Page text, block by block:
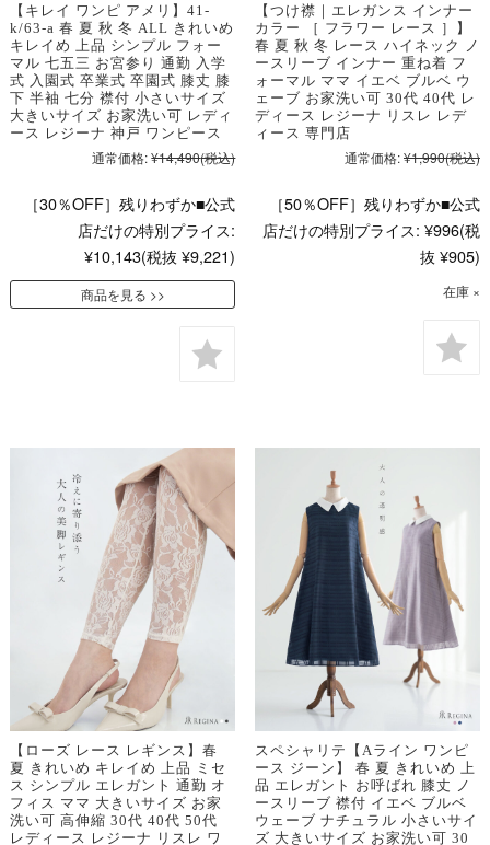
【キレイ ワンピ アメリ】41-
k/63-a 春 夏 秋 冬 ALL きれいめ
キレイめ 上品 シンプル フォー
マル 七五三 お宮参り 通勤 入学
式 入園式 卒業式 卒園式 膝丈 膝
下 半袖 七分 襟付 小さいサイズ
大きいサイズ お家洗い可 レディ
ース レジーナ 神戸 ワンピース
通常価格:¥14,490(税込)
［30％OFF］残りわずか■公式
店だけの特別プライス:
¥10,143(税抜 ¥9,221)
商品を見る
【つけ襟｜エレガンス インナー
カラー ［ フラワー レース ］】
春 夏 秋 冬 レース ハイネック ノ
ースリーブ インナー 重ね着 フ
ォーマル ママ イエベ ブルベ ウ
ェーブ お家洗い可 30代 40代 レ
ディース レジーナ リスレ レデ
ィース 専門店
通常価格:¥1,990(税込)
［50％OFF］残りわずか■公式
店だけの特別プライス: ¥996(税
抜 ¥905)
在庫 ×
【ローズ レース レギンス】春
夏 きれいめ キレイめ 上品 ミセ
ス シンプル エレガント 通勤 オ
フィス ママ 大きいサイズ お家
洗い可 高伸縮 30代 40代 50代
レディース レジーナ リスレ ワ
スペシャリテ【Aライン ワンピ
ース ジーン】 春 夏 きれいめ 上
品 エレガント お呼ばれ 膝丈 ノ
ースリーブ 襟付 イエベ ブルベ
ウェーブ ナチュラル 小さいサイ
ズ 大きいサイズ お家洗い可 30